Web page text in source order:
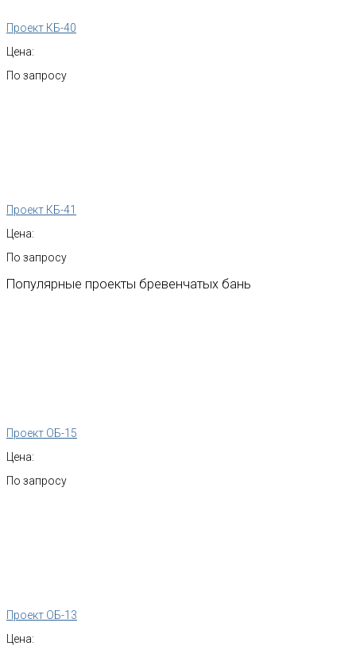
Проект КБ-40
Цена:
По запросу
Проект КБ-41
Цена:
По запросу
Популярные проекты бревенчатых бань
Проект ОБ-15
Цена:
По запросу
Проект ОБ-13
Цена: